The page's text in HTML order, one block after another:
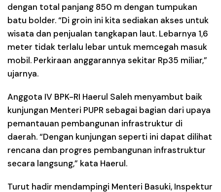
dengan total panjang 850 m dengan tumpukan
batu bolder. “Di groin ini kita sediakan akses untuk
wisata dan penjualan tangkapan laut. Lebarnya 1,6
meter tidak terlalu lebar untuk memcegah masuk
mobil. Perkiraan anggarannya sekitar Rp35 miliar,”
ujarnya.
Anggota IV BPK-RI Haerul Saleh menyambut baik
kunjungan Menteri PUPR sebagai bagian dari upaya
pemantauan pembangunan infrastruktur di
daerah. “Dengan kunjungan seperti ini dapat dilihat
rencana dan progres pembangunan infrastruktur
secara langsung,” kata Haerul.
Turut hadir mendampingi Menteri Basuki, Inspektur